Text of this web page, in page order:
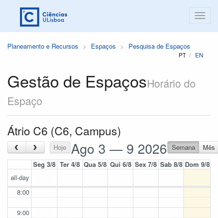
Planeamento e Recursos Espaços Pesquisa de Espaços
PT EN
Gestão de EspaçosHorário do
Espaço
Átrio C6 (C6, Campus)
‹ › Hoje Ago 3 — 9 2026 Semana
Mês
Seg 3/8 Ter 4/8 Qua 5/8 Qui 6/8 Sex 7/8 Sab 8/8 Dom 9/8
all-day
8:00
9:00